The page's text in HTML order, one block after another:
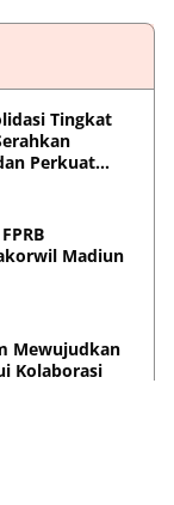
Tingkat
Perkuat
Madiun
Mewujudkan
Kolaborasi